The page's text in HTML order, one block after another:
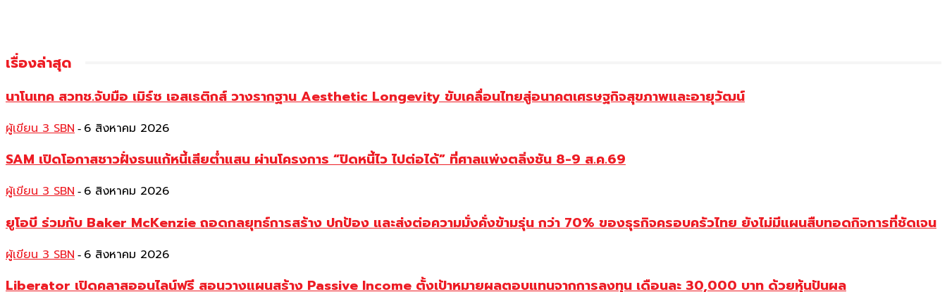
เรื่องล่าสุด
นาโนเทค สวทช.จับมือ เมิร์ซ เอสเธติกส์ วางรากฐาน Aesthetic Longevity ขับเคลื่อนไทยสู่อนาคตเศรษฐกิจสุขภาพและอายุวัฒน์
ผู้เขียน 3 SBN - 6 สิงหาคม 2026
SAM เปิดโอกาสชาวฝั่งธนแก้หนี้เสียต่ำแสน ผ่านโครงการ “ปิดหนี้ไว ไปต่อได้” ที่ศาลแพ่งตลิ่งชัน 8-9 ส.ค.69
ผู้เขียน 3 SBN - 6 สิงหาคม 2026
ยูโอบี ร่วมกับ Baker McKenzie ถอดกลยุทธ์การสร้าง ปกป้อง และส่งต่อความมั่งคั่งข้ามรุ่น กว่า 70% ของธุรกิจครอบครัวไทย ยังไม่มีแผนสืบทอดกิจการที่ชัดเจน
ผู้เขียน 3 SBN - 6 สิงหาคม 2026
Liberator เปิดคลาสออนไลน์ฟรี สอนวางแผนสร้าง Passive Income ตั้งเป้าหมายผลตอบแทนจากการลงทุน เดือนละ 30,000 บาท ด้วยหุ้นปันผล